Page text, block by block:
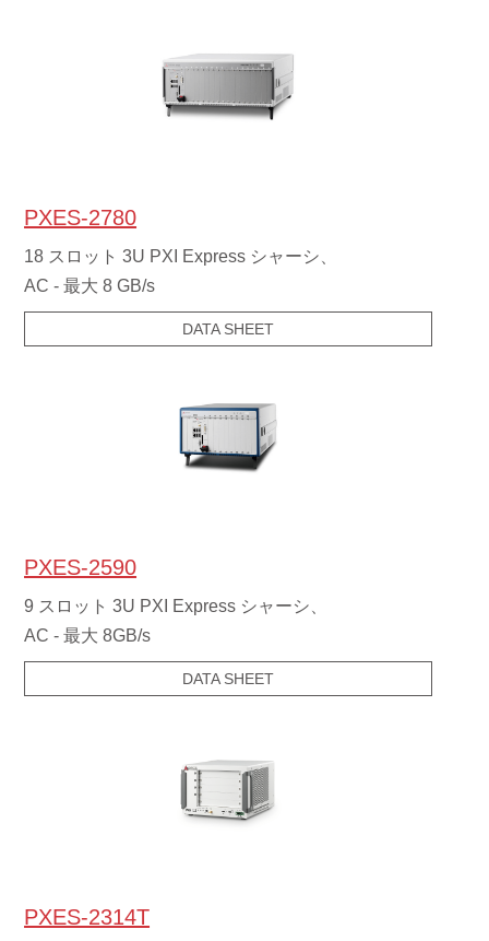
PXES-2780
18 スロット 3U PXI Express シャーシ、
AC - 最大 8 GB/s
DATA SHEET
PXES-2590
9 スロット 3U PXI Express シャーシ、
AC - 最大 8GB/s
DATA SHEET
PXES-2314T